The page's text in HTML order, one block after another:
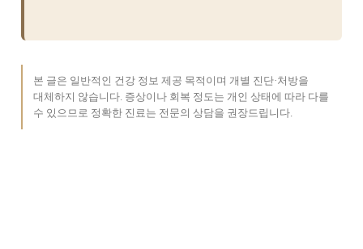
본 글은 일반적인 건강 정보 제공 목적이며 개별 진단·처방을
대체하지 않습니다. 증상이나 회복 정도는 개인 상태에 따라 다를
수 있으므로 정확한 진료는 전문의 상담을 권장드립니다.